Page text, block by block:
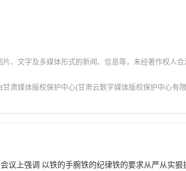
、文字及多媒体形式的新闻、信息等，未经著作权人
肃媒体版权保护中心(甘肃云数字媒体版权保护中心
议上强调 以铁的手腕铁的纪律铁的要求从严从实